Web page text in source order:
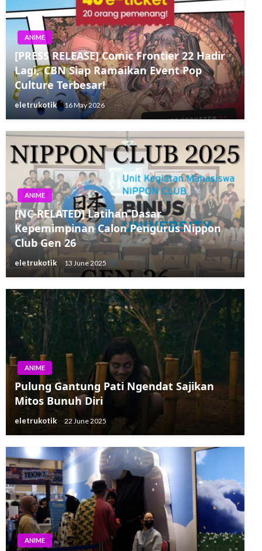
ANIME
[PRESS RELEASE] Comic Frontier 22 Hadir
Lagi, CBN Siap Ramaikan Event Pop
Culture Terbesar!
eletrukotik 16 May 2026
ANIME
[NC-RELATED] Latihan Dasar
Kepemimpinan Calon Pengurus Nippon
Club Gen 26
eletrukotik 13 June 2025
ANIME
Pulung Gantung Pati Ngendat Sajikan
Mitos Bunuh Diri
eletrukotik 22 June 2025
ANIME